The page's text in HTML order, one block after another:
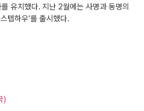
유치했다. 지난 2월에는 사명과 동명의
텝하우’를 출시했다.
)